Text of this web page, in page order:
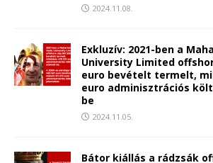
2024.11.08.
Exkluzív: 2021-ben a
University Limited
euro bevételt termelt,
euro adminisztrációs
be
2024.11.05.
Bátor kiállás a rádzsák